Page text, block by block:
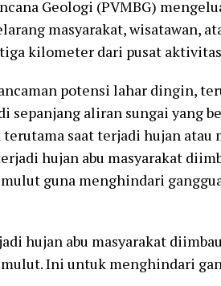
Geologi (PVMBG)
masyarakat, wisatawan,
kilometer dari pusat aktivitas
potensi lahar dingin,
sepanjang aliran sungai yang
saat terjadi hujan atau
hujan abu masyarakat
guna menghindari
hujan abu masyarakat
Ini untuk menghindari